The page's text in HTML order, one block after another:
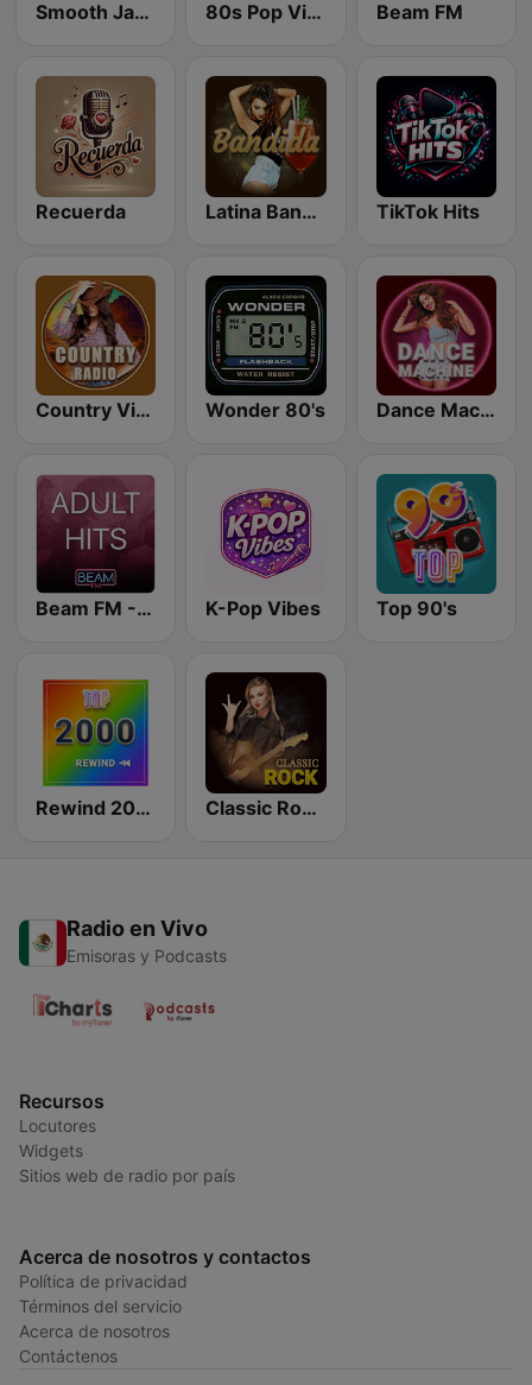
Smooth Jazz - Groov 80s Pop Vibes Beam FM
Recuerda Latina Bandida! TikTok Hits
Country Vibes Wonder 80's Dance Machine
Beam FM - Adult Hits K-Pop Vibes Top 90's
Rewind 2000's Classic Rock Station
Radio en Vivo
Emisoras y Podcasts
Recursos
Locutores
Widgets
Sitios web de radio por país
Acerca de nosotros y contactos
Política de privacidad
Términos del servicio
Acerca de nosotros
Contáctenos